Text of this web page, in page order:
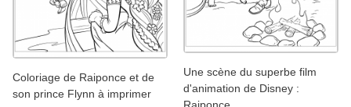
Coloriage de Raiponce et de
son prince Flynn à imprimer
Une scène du superbe film
d'animation de Disney :